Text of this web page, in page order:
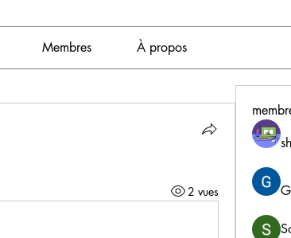
Membres À propos
2 vues